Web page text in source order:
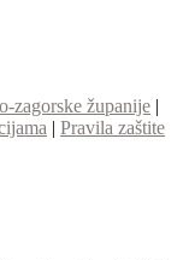
zagorske županije |
| Pravila zaštite